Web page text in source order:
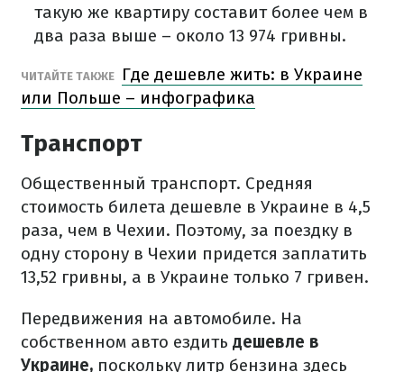
такую же квартиру составит более чем в
два раза выше – около 13 974 гривны.
ЧИТАЙТЕ ТАКЖЕ
Где дешевле жить: в Украине
или Польше – инфографика
Транспорт
Общественный транспорт. Средняя
стоимость билета дешевле в Украине в 4,5
раза, чем в Чехии. Поэтому, за поездку в
одну сторону в Чехии придется заплатить
13,52 гривны, а в Украине только 7 гривен.
Передвижения на автомобиле. На
собственном авто ездить дешевле в
Украине, поскольку литр бензина здесь